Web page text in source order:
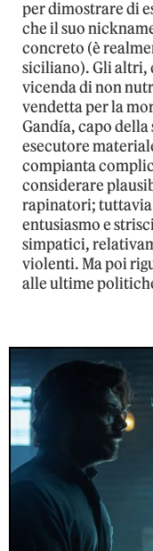
per dimostrare di
che il suo
concreto (è
siciliano). Gli altri,
vicenda di non
vendetta per la
Gandía, capo
esecutore
compianta
considerare
rapinatori; tuttavia
entusiasmo e
simpatici,
violenti. Ma poi
alle ultime